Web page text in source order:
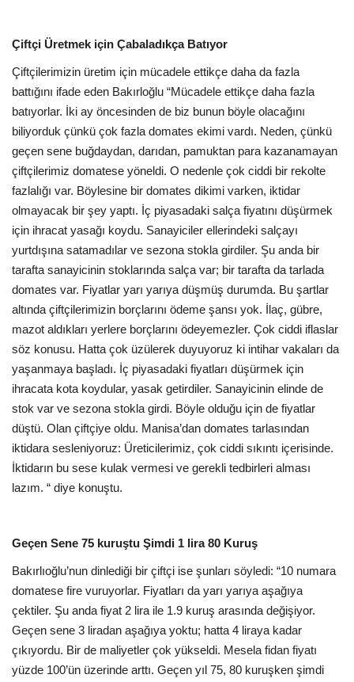
Çiftçi Üretmek için Çabaladıkça Batıyor
Çiftçilerimizin üretim için mücadele ettikçe daha da fazla
battığını ifade eden Bakırloğlu “Mücadele ettikçe daha fazla
batıyorlar. İki ay öncesinden de biz bunun böyle olacağını
biliyorduk çünkü çok fazla domates ekimi vardı. Neden, çünkü
geçen sene buğdaydan, darıdan, pamuktan para kazanamayan
çiftçilerimiz domatese yöneldi. O nedenle çok ciddi bir rekolte
fazlalığı var. Böylesine bir domates dikimi varken, iktidar
olmayacak bir şey yaptı. İç piyasadaki salça fiyatını düşürmek
için ihracat yasağı koydu. Sanayiciler ellerindeki salçayı
yurtdışına satamadılar ve sezona stokla girdiler. Şu anda bir
tarafta sanayicinin stoklarında salça var; bir tarafta da tarlada
domates var. Fiyatlar yarı yarıya düşmüş durumda. Bu şartlar
altında çiftçilerimizin borçlarını ödeme şansı yok. İlaç, gübre,
mazot aldıkları yerlere borçlarını ödeyemezler. Çok ciddi iflaslar
söz konusu. Hatta çok üzülerek duyuyoruz ki intihar vakaları da
yaşanmaya başladı. İç piyasadaki fiyatları düşürmek için
ihracata kota koydular, yasak getirdiler. Sanayicinin elinde de
stok var ve sezona stokla girdi. Böyle olduğu için de fiyatlar
düştü. Olan çiftçiye oldu. Manisa’dan domates tarlasından
iktidara sesleniyoruz: Üreticilerimiz, çok ciddi sıkıntı içerisinde.
İktidarın bu sese kulak vermesi ve gerekli tedbirleri alması
lazım. “ diye konuştu.
Geçen Sene 75 kuruştu Şimdi 1 lira 80 Kuruş
Bakırlıoğlu’nun dinlediği bir çiftçi ise şunları söyledi: “10 numara
domatese fire vuruyorlar. Fiyatları da yarı yarıya aşağıya
çektiler. Şu anda fiyat 2 lira ile 1.9 kuruş arasında değişiyor.
Geçen sene 3 liradan aşağıya yoktu; hatta 4 liraya kadar
çıkıyordu. Bir de maliyetler çok yükseldi. Mesela fidan fiyatı
yüzde 100’ün üzerinde arttı. Geçen yıl 75, 80 kuruşken şimdi